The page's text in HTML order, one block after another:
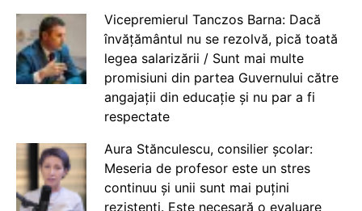
Vicepremierul Tanczos Barna: Dacă
învățământul nu se rezolvă, pică toată
legea salarizării / Sunt mai multe
promisiuni din partea Guvernului către
angajații din educație și nu par a fi
respectate
Aura Stănculescu, consilier școlar:
Meseria de profesor este un stres
continuu și unii sunt mai puțini
rezistenți. Este necesară o evaluare